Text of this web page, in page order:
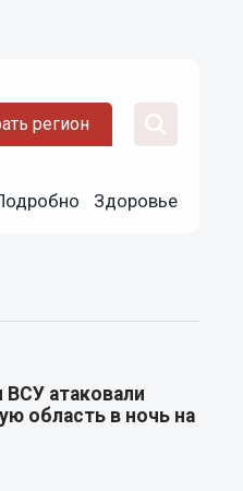
регион
Здоровье
ВСУ атаковали
область в ночь на